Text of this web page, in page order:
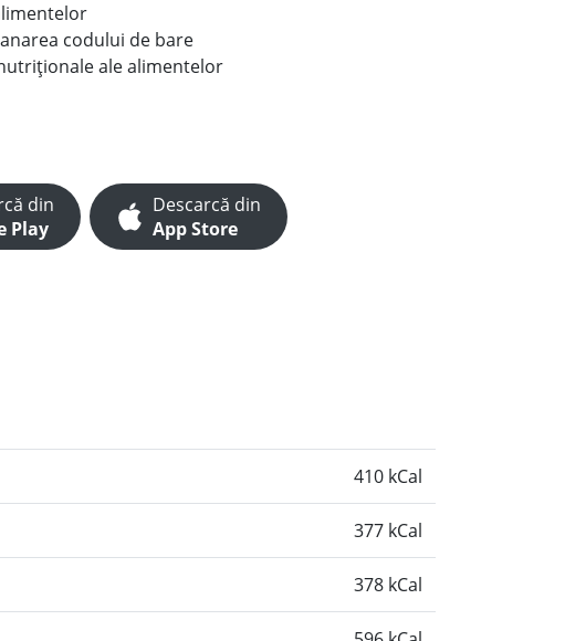
codului de bare
ale alimentelor
din
Play
Descarcă din
App Store
410 kCal
377 kCal
378 kCal